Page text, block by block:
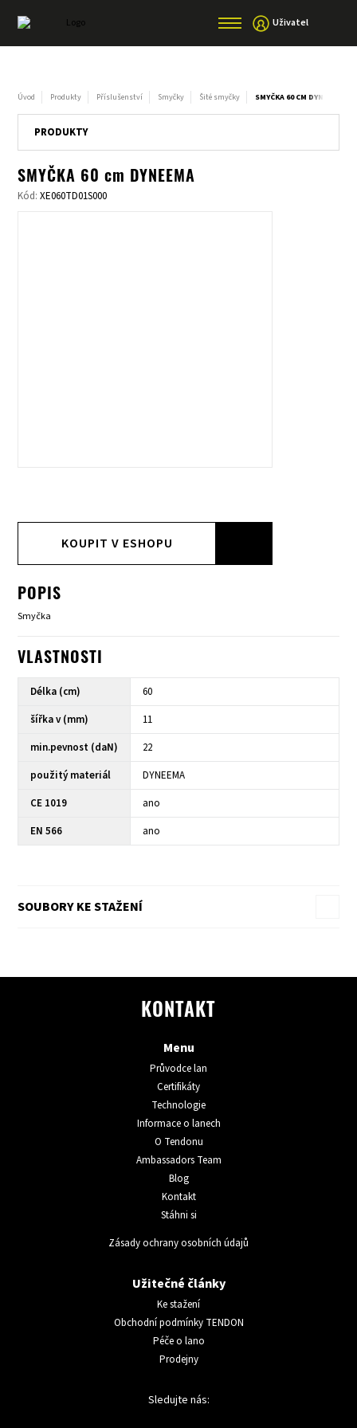
Uživatel
Úvod Produkty Příslušenství Smyčky Šité smyčky SMYČKA 60 CM DYNEEMA
PRODUKTY
SMYČKA 60 cm DYNEEMA
Kód:XE060TD01S000
KOUPIT V ESHOPU
POPIS
Smyčka
VLASTNOSTI
Délka (cm)
60
šířka v (mm)
11
min.pevnost (daN)
22
použitý materiál
DYNEEMA
CE 1019
ano
EN 566
ano
SOUBORY KE STAŽENÍ
KONTAKT
Menu
Průvodce lan
Certifikáty
Technologie
Informace o lanech
O Tendonu
Ambassadors Team
Blog
Kontakt
Stáhni si
Zásady ochrany osobních údajů
Užitečné články
Ke stažení
Obchodní podmínky TENDON
Péče o lano
Prodejny
Sledujte nás: